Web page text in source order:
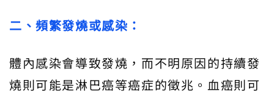
二 、頻繁發燒或感染：
體內感染會導致發燒，而不明原因的持續發
燒則可能是淋巴癌等癌症的徵兆。血癌則可